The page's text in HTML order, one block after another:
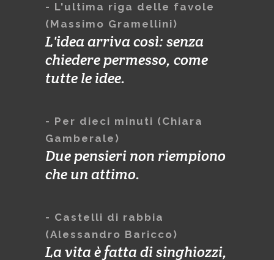
- L'ultima riga delle favole
(Massimo Gramellini)
L'idea arriva così: senza
chiedere permesso, come
tutte le idee.
- Per dieci minuti (Chiara
Gamberale)
Due pensieri non riempiono
che un attimo.
- Castelli di rabbia
(Alessandro Baricco)
La vita è fatta di singhiozzi,